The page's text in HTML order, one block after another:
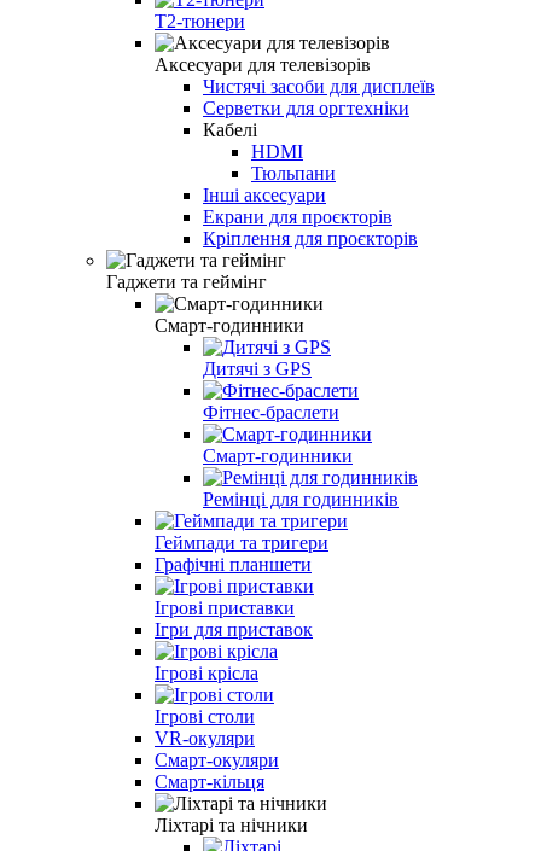
Т2-тюнери
Аксесуари для телевізорів
Чистячі засоби для дисплеїв
Серветки для оргтехніки
Кабелі
HDMI
Тюльпани
Інші аксесуари
Екрани для проєкторів
Кріплення для проєкторів
Гаджети та геймінг
Смарт-годинники
Дитячі з GPS
Фітнес-браслети
Смарт-годинники
Ремінці для годинників
Геймпади та тригери
Графічні планшети
Ігрові приставки
Ігри для приставок
Ігрові крісла
Ігрові столи
VR-окуляри
Смарт-окуляри
Смарт-кільця
Ліхтарі та нічники